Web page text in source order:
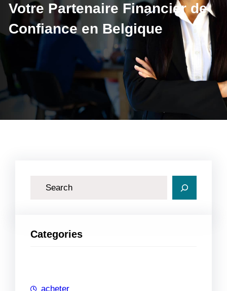
Votre Partenaire Financier de
Confiance en Belgique
h
Categories
acheter